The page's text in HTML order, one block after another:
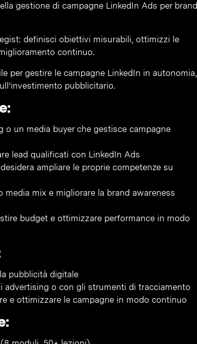
gestione di campagne LinkedIn Ads per brand
definisci obiettivi misurabili, ottimizzi le
continuo.
per gestire le campagne LinkedIn in autonomia,
pubblicitario.
o un media buyer che gestisce campagne
lead qualificati con LinkedIn Ads
ampliare le proprie competenze su
mix e migliorare la brand awareness
budget e ottimizzare performance in modo
pubblicità digitale
advertising o con gli strumenti di tracciamento
e ottimizzare le campagne in modo continuo